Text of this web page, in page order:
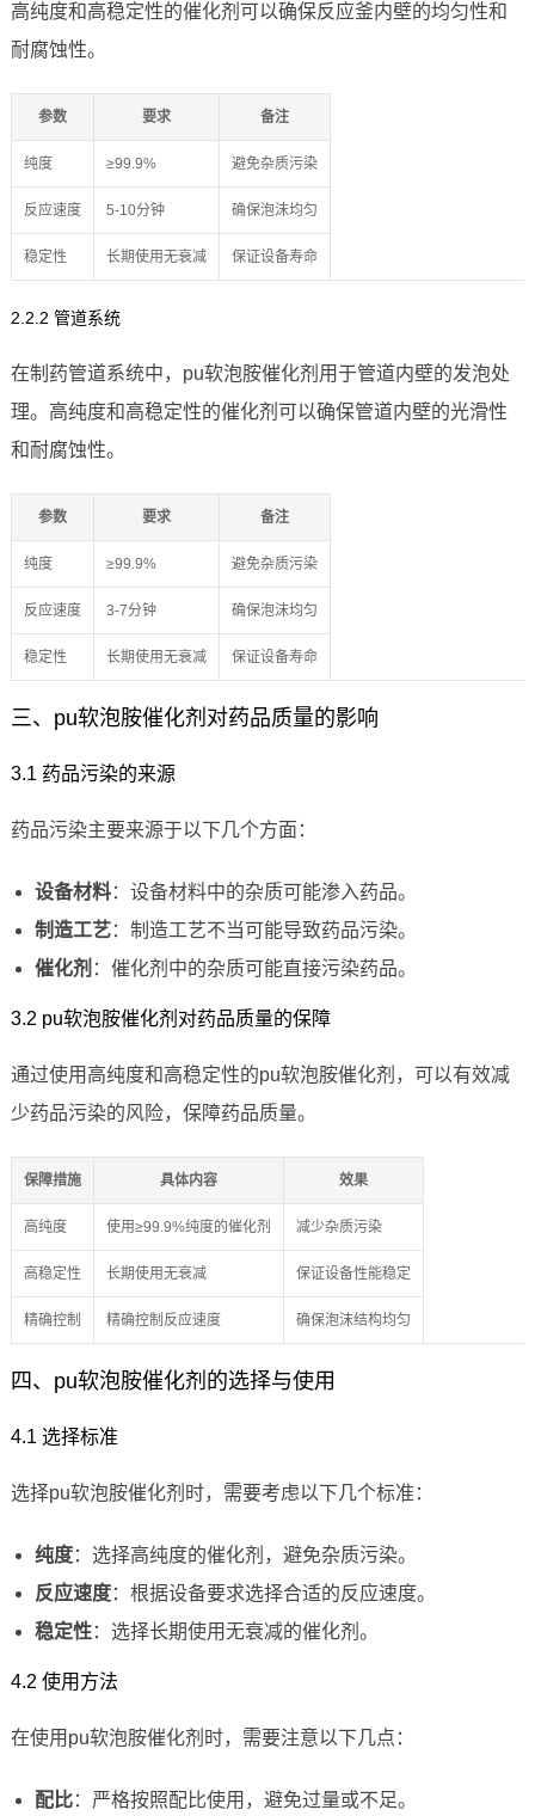
高纯度和高稳定性的催化剂可以确保反应釜内壁的均匀性和
耐腐蚀性。
参数 要求 备注
纯度 ≥99.9% 避免杂质污染
反应速度 5-10分钟 确保泡沫均匀
稳定性 长期使用无衰减 保证设备寿命
2.2.2 管道系统
在制药管道系统中，pu软泡胺催化剂用于管道内壁的发泡处
理。高纯度和高稳定性的催化剂可以确保管道内壁的光滑性
和耐腐蚀性。
参数 要求 备注
纯度 ≥99.9% 避免杂质污染
反应速度 3-7分钟 确保泡沫均匀
稳定性 长期使用无衰减 保证设备寿命
三、pu软泡胺催化剂对药品质量的影响
3.1 药品污染的来源
药品污染主要来源于以下几个方面：
设备材料：设备材料中的杂质可能渗入药品。
制造工艺：制造工艺不当可能导致药品污染。
催化剂 ：催化剂中的杂质可能直接污染药品。
3.2 pu软泡胺催化剂对药品质量的保障
通过使用高纯度和高稳定性的pu软泡胺催化剂，可以有效减
少药品污染的风险，保障药品质量。
保障措施 具体内容 效果
高纯度 使用≥99.9%纯度的催化剂 减少杂质污染
高稳定性 长期使用无衰减 保证设备性能稳定
精确控制 精确控制反应速度 确保泡沫结构均匀
四、pu软泡胺催化剂的选择与使用
4.1 选择标准
选择pu软泡胺催化剂时，需要考虑以下几个标准：
纯度：选择高纯度的催化剂，避免杂质污染。
反应速度：根据设备要求选择合适的反应速度。
稳定性：选择长期使用无衰减的催化剂。
4.2 使用方法
在使用pu软泡胺催化剂时，需要注意以下几点：
配比：严格按照配比使用，避免过量或不足。